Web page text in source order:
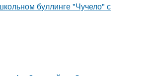
буллинге "Чучело" с